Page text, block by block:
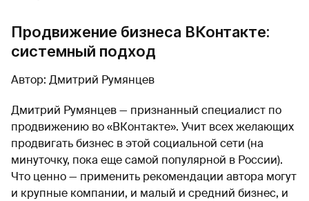
Продвижение бизнеса ВКонтакте:
системный подход
Автор: Дмитрий Румянцев
Дмитрий Румянцев — признанный специалист по
продвижению во «ВКонтакте». Учит всех желающих
продвигать бизнес в этой социальной сети (на
минуточку, пока еще самой популярной в России).
Что ценно — применить рекомендации автора могут
и крупные компании, и малый и средний бизнес, и